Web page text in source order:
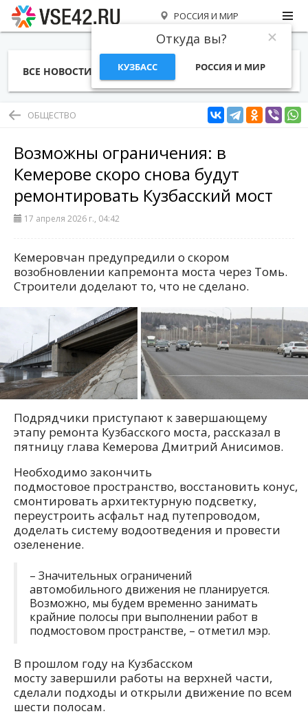
РОССИЯ И МИР
Откуда вы?
КУЗБАСС РОССИЯ И МИР
ВСЕ НОВОСТИ СТАТЬИ ТЕМЫ ФОТО
ОБЩЕСТВО
Возможны ограничения: в
Кемерове скоро снова будут
ремонтировать Кузбасский мост
17 апреля 2026 г., 04:42
Кемеровчан предупредили о скором
возобновлении капремонта моста через Томь.
Строители доделают то, что не сделано.
Подрядчики приступают к завершающему
этапу ремонта Кузбасского моста, рассказал в
пятницу глава Кемерова Дмитрий Анисимов.
Необходимо закончить
подмостовое пространство, восстановить конус,
смонтировать архитектурную подсветку,
переустроить асфальт над путепроводом,
доделать систему водоотведения и провести
озеленение.
– Значительных ограничений
автомобильного движения не планируется.
Возможно, мы будем временно занимать
крайние полосы при выполнении работ в
подмостовом пространстве, – отметил мэр.
В прошлом году на Кузбасском
мосту завершили работы на верхней части,
сделали подходы и открыли движение по всем
шести полосам.